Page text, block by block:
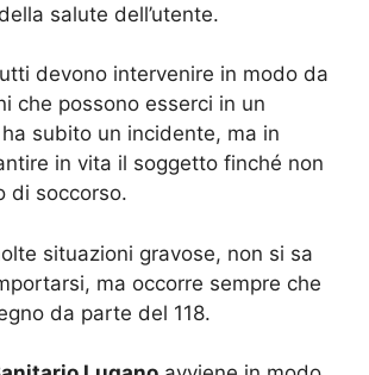
salute dell’utente.
devono intervenire in modo da
che possono esserci in un
subito un incidente, ma in
in vita il soggetto finché non
di soccorso.
situazioni gravose, non si sa
ma occorre sempre che
da parte del 118.